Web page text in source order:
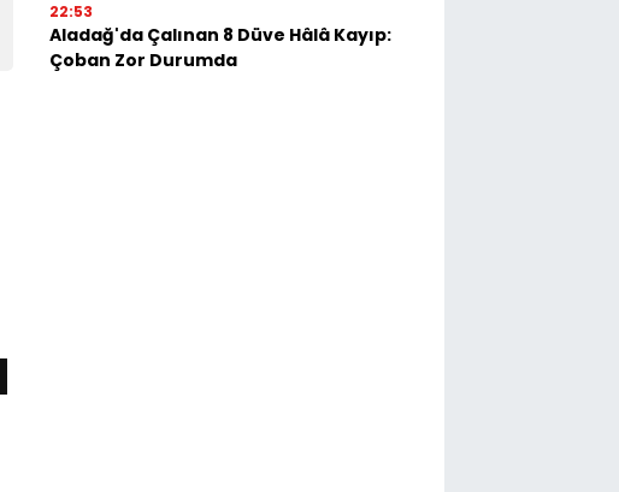
22:53
Aladağ'da Çalınan 8 Düve Hâlâ Kayıp:
Çoban Zor Durumda